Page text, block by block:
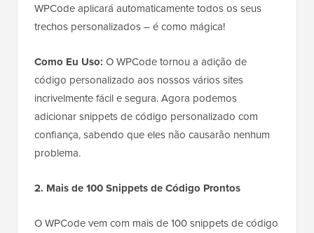
WPCode aplicará automaticamente todos os seus
trechos personalizados – é como mágica!
Como Eu Uso: O WPCode tornou a adição de
código personalizado aos nossos vários sites
incrivelmente fácil e segura. Agora podemos
adicionar snippets de código personalizado com
confiança, sabendo que eles não causarão nenhum
problema.
2. Mais de 100 Snippets de Código Prontos
O WPCode vem com mais de 100 snippets de código